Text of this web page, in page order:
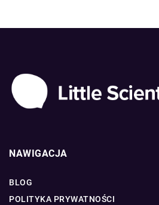
NAWIGACJA
BLOG
POLITYKA PRYWATNOŚCI